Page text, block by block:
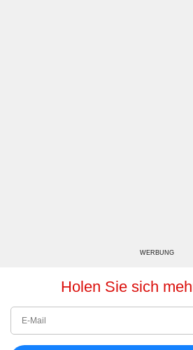
WERBUNG
Holen Sie sich